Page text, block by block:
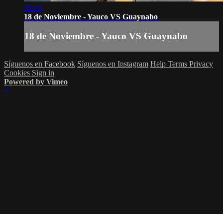
09:14
18 de Noviembre - Yauco VS Guaynabo
18 de Noviembre - Yauco VS Guaynabo
Síguenos en Facebook Síguenos en Instagram Help Terms Privacy
Cookies Sign in
Powered by Vimeo
×